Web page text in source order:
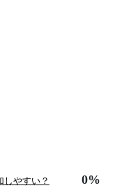
しやすい？ 0%